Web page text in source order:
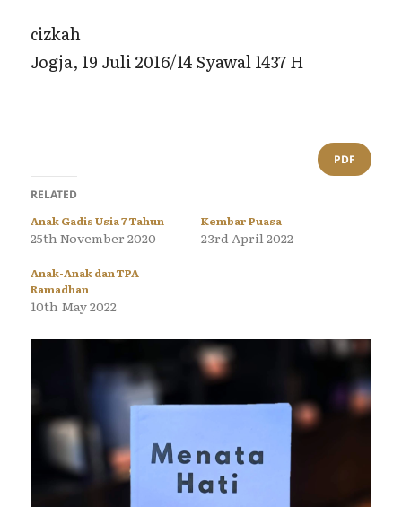
cizkah
Jogja, 19 Juli 2016/14 Syawal 1437 H
PDF
RELATED
Anak Gadis Usia 7 Tahun
25th November 2020
Kembar Puasa
23rd April 2022
Anak-Anak dan TPA
Ramadhan
10th May 2022